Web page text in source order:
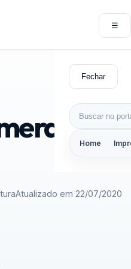
☰
Fechar
Buscar por:
Home
Atualizado em 22/07/2020